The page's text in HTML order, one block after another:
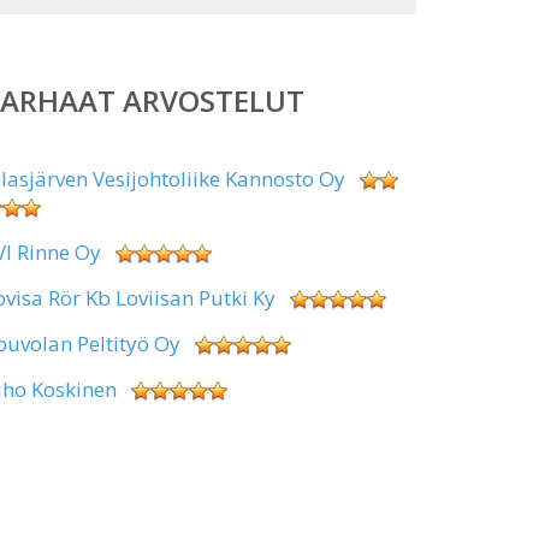
ARVOSTELUT
Vesijohtoliike Kannosto Oy
Rinne Oy
Rör Kb Loviisan Putki Ky
Peltityö Oy
Koskinen